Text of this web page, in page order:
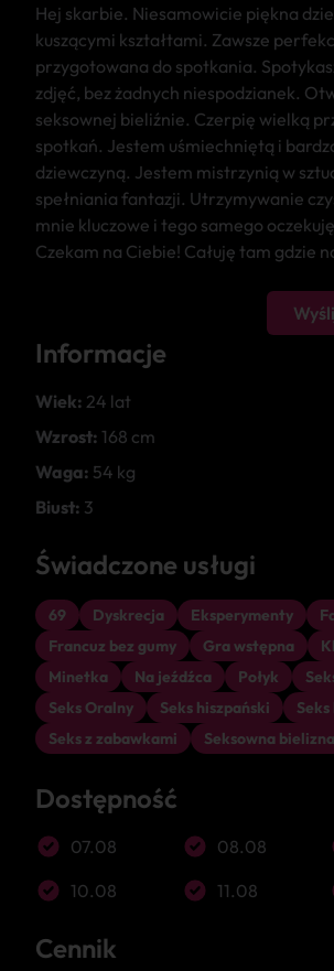
Hej skarbie. Niesamowicie piękna
kuszącymi kształtami. Zawsze
przygotowana do spotkania.
zdjęć, bez żadnych niespodzianek.
seksownej bieliźnie. Czerpię wielką
spotkań. Jestem uśmiechniętą i
dziewczyną. Jestem mistrzynią w
spełniania fantazji. Utrzymywanie
mnie kluczowe i tego samego
Czekam na Ciebie! Całuję tam gdzie
Informacje
Wiek: 24 lat
Wzrost: 168 cm
Waga: 54 kg
Biust: 3
Świadczone usługi
69 Dyskrecja Eksperymenty
Francuz bez gumy
Gra wstępna
Minetka
Na jeźdźca Połyk
Seks Oralny
Seks hiszpański
Seks z zabawkami
Seksowna bielizna
Dostępność
07.08 08.08
10.08
11.08
Cennik